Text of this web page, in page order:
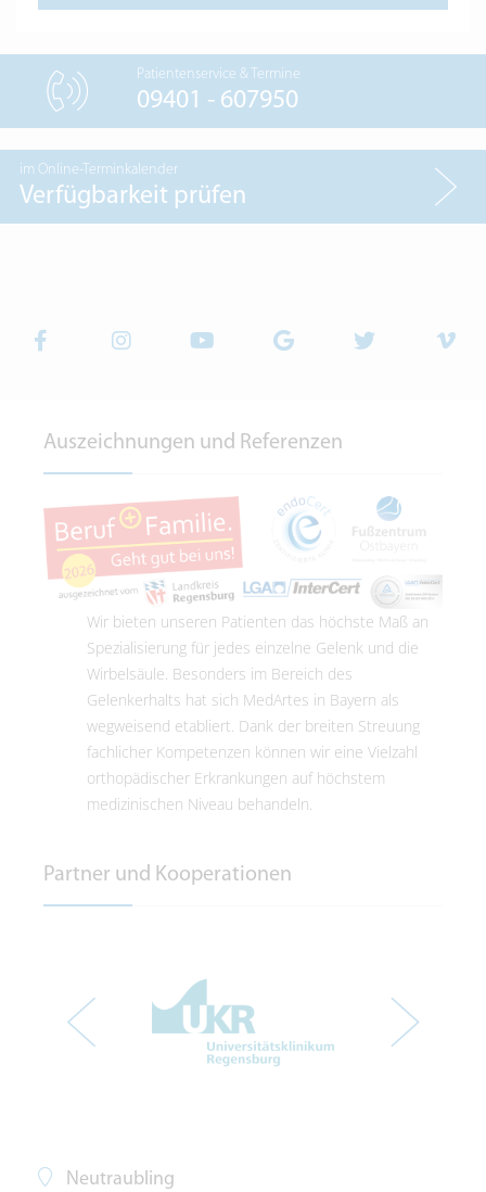
Patientenservice & Termine
09401 - 607950
im Online-Terminkalender
Verfügbarkeit prüfen
Auszeichnungen und Referenzen
Wir bieten unseren Patienten das höchste Maß an
Spezialisierung für jedes einzelne Gelenk und die
Wirbelsäule. Besonders im Bereich des
Gelenkerhalts hat sich MedArtes in Bayern als
wegweisend etabliert. Dank der breiten Streuung
fachlicher Kompetenzen können wir eine Vielzahl
orthopädischer Erkrankungen auf höchstem
medizinischen Niveau behandeln.
Partner und Kooperationen
Neutraubling